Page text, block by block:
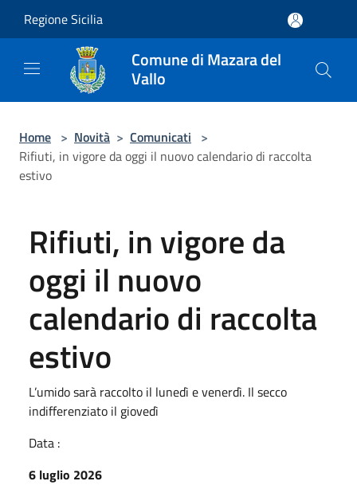
Regione Sicilia
Comune di Mazara del
Vallo
Home > Novità > Comunicati >
Rifiuti, in vigore da oggi il nuovo calendario di raccolta
estivo
Rifiuti, in vigore da
oggi il nuovo
calendario di raccolta
estivo
L’umido sarà raccolto il lunedì e venerdì. Il secco
indifferenziato il giovedì
Data :
6 luglio 2026